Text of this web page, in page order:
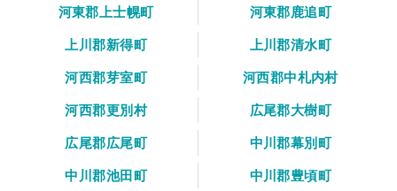
河東郡上士幌町
河東郡鹿追町
上川郡新得町
上川郡清水町
河西郡芽室町
河西郡中札内村
河西郡更別村
広尾郡大樹町
広尾郡広尾町
中川郡幕別町
中川郡池田町
中川郡豊頃町